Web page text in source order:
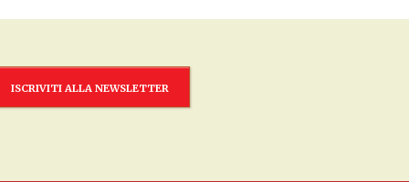
ISCRIVITI ALLA NEWSLETTER